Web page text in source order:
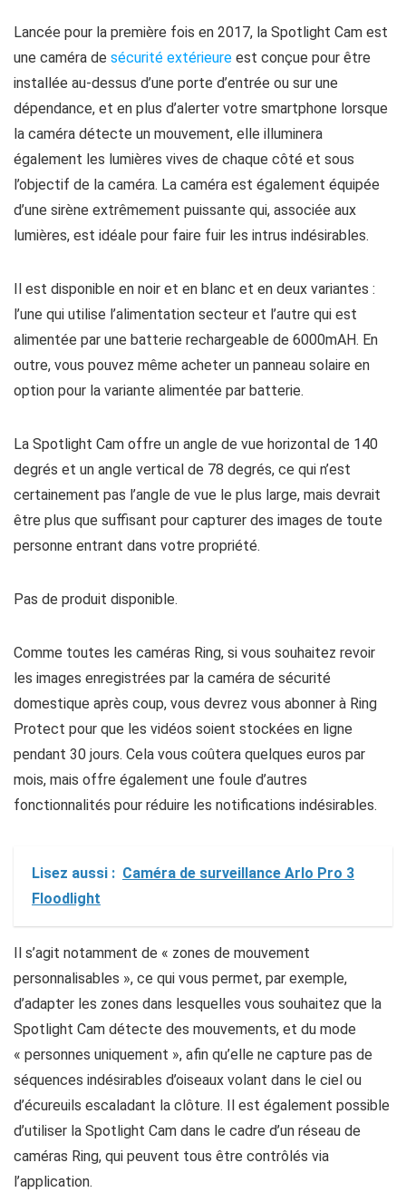
Lancée pour la première fois en 2017, la Spotlight Cam est
une caméra de sécurité extérieure est conçue pour être
installée au-dessus d’une porte d’entrée ou sur une
dépendance, et en plus d’alerter votre smartphone lorsque
la caméra détecte un mouvement, elle illuminera
également les lumières vives de chaque côté et sous
l’objectif de la caméra. La caméra est également équipée
d’une sirène extrêmement puissante qui, associée aux
lumières, est idéale pour faire fuir les intrus indésirables.
Il est disponible en noir et en blanc et en deux variantes :
l’une qui utilise l’alimentation secteur et l’autre qui est
alimentée par une batterie rechargeable de 6000mAH. En
outre, vous pouvez même acheter un panneau solaire en
option pour la variante alimentée par batterie.
La Spotlight Cam offre un angle de vue horizontal de 140
degrés et un angle vertical de 78 degrés, ce qui n’est
certainement pas l’angle de vue le plus large, mais devrait
être plus que suffisant pour capturer des images de toute
personne entrant dans votre propriété.
Pas de produit disponible.
Comme toutes les caméras Ring, si vous souhaitez revoir
les images enregistrées par la caméra de sécurité
domestique après coup, vous devrez vous abonner à Ring
Protect pour que les vidéos soient stockées en ligne
pendant 30 jours. Cela vous coûtera quelques euros par
mois, mais offre également une foule d’autres
fonctionnalités pour réduire les notifications indésirables.
Lisez aussi : Caméra de surveillance Arlo Pro 3
Floodlight
Il s’agit notamment de « zones de mouvement
personnalisables », ce qui vous permet, par exemple,
d’adapter les zones dans lesquelles vous souhaitez que la
Spotlight Cam détecte des mouvements, et du mode
« personnes uniquement », afin qu’elle ne capture pas de
séquences indésirables d’oiseaux volant dans le ciel ou
d’écureuils escaladant la clôture. Il est également possible
d’utiliser la Spotlight Cam dans le cadre d’un réseau de
caméras Ring, qui peuvent tous être contrôlés via
l’application.